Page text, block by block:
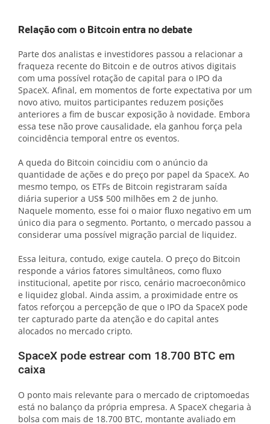
Relação com o Bitcoin entra no debate
Parte dos analistas e investidores passou a relacionar a
fraqueza recente do Bitcoin e de outros ativos digitais
com uma possível rotação de capital para o IPO da
SpaceX. Afinal, em momentos de forte expectativa por um
novo ativo, muitos participantes reduzem posições
anteriores a fim de buscar exposição à novidade. Embora
essa tese não prove causalidade, ela ganhou força pela
coincidência temporal entre os eventos.
A queda do Bitcoin coincidiu com o anúncio da
quantidade de ações e do preço por papel da SpaceX. Ao
mesmo tempo, os ETFs de Bitcoin registraram saída
diária superior a US$ 500 milhões em 2 de junho.
Naquele momento, esse foi o maior fluxo negativo em um
único dia para o segmento. Portanto, o mercado passou a
considerar uma possível migração parcial de liquidez.
Essa leitura, contudo, exige cautela. O preço do Bitcoin
responde a vários fatores simultâneos, como fluxo
institucional, apetite por risco, cenário macroeconômico
e liquidez global. Ainda assim, a proximidade entre os
fatos reforçou a percepção de que o IPO da SpaceX pode
ter capturado parte da atenção e do capital antes
alocados no mercado cripto.
SpaceX pode estrear com 18.700 BTC em
caixa
O ponto mais relevante para o mercado de criptomoedas
está no balanço da própria empresa. A SpaceX chegaria à
bolsa com mais de 18.700 BTC, montante avaliado em